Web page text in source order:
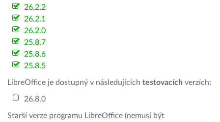
26.2.2
26.2.1
26.2.0
25.8.7
25.8.6
25.8.5
LibreOffice je dostupný v následujících testovacích verzích:
26.8.0
Starší verze programu LibreOffice (nemusí být